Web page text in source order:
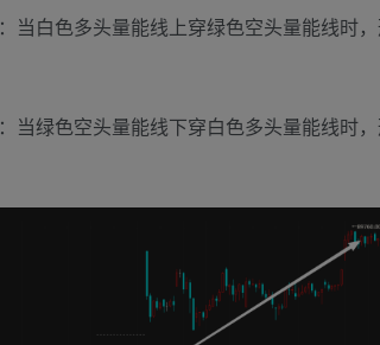
：当白色多头量能线上穿绿色空头量能线时
：当绿色空头量能线下穿白色多头量能线时